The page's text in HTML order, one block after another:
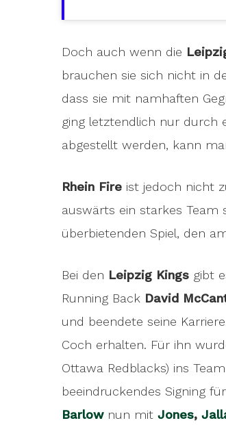
Doch auch wenn die
brauchen sie sich nicht in
dass sie mit namhaften
ging letztendlich nur durch
abgestellt werden, kann
Rhein Fire ist jedoch nicht
auswärts ein starkes Team
überbietenden Spiel, den
Bei den Leipzig Kings gibt
Running Back David
und beendete seine
Coch erhalten. Für ihn
Ottawa Redblacks) ins
beeindruckendes Signing
Barlow nun mit Jones,